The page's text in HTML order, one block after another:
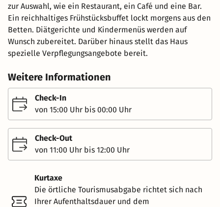
zur Auswahl, wie ein Restaurant, ein Café und eine Bar.
Ein reichhaltiges Frühstücksbuffet lockt morgens aus den
Betten. Diätgerichte und Kindermenüs werden auf
Wunsch zubereitet. Darüber hinaus stellt das Haus
spezielle Verpflegungsangebote bereit.
Weitere Informationen
Check-In
von 15:00 Uhr bis 00:00 Uhr
Check-Out
von 11:00 Uhr bis 12:00 Uhr
Kurtaxe
Die örtliche Tourismusabgabe richtet sich nach
Ihrer Aufenthaltsdauer und dem